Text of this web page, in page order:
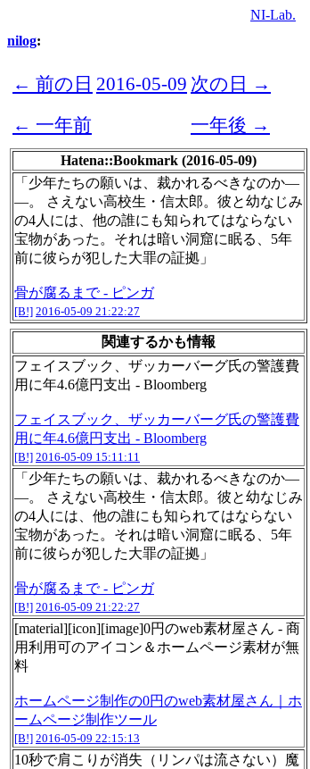
NI-Lab.
nilog:
← 前の日 2016-05-09 次の日 →
← 一年前
一年後 →
Hatena::Bookmark (2016-05-09)
「少年たちの願いは、裁かれるべきなのか―
―。 さえない高校生・信太郎。彼と幼なじみ
の4人には、他の誰にも知られてはならない
宝物があった。それは暗い洞窟に眠る、5年
前に彼らが犯した大罪の証拠」
骨が腐るまで - ピンガ
[B!] 2016-05-09 21:22:27
関連するかも情報
フェイスブック、ザッカーバーグ氏の警護費
用に年4.6億円支出 - Bloomberg
フェイスブック、ザッカーバーグ氏の警護費
用に年4.6億円支出 - Bloomberg
[B!] 2016-05-09 15:11:11
「少年たちの願いは、裁かれるべきなのか―
―。 さえない高校生・信太郎。彼と幼なじみ
の4人には、他の誰にも知られてはならない
宝物があった。それは暗い洞窟に眠る、5年
前に彼らが犯した大罪の証拠」
骨が腐るまで - ピンガ
[B!] 2016-05-09 21:22:27
[material][icon][image]0円のweb素材屋さん - 商
用利用可のアイコン＆ホームページ素材が無
料
ホームページ制作の0円のweb素材屋さん｜ホ
ームページ制作ツール
[B!] 2016-05-09 22:15:13
10秒で肩こりが消失（リンパは流さない）魔